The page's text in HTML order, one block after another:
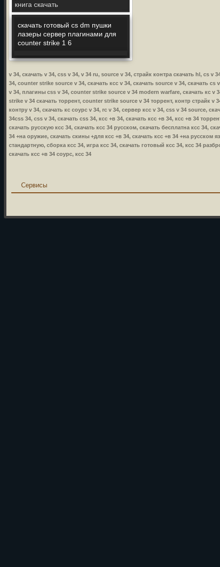
книга скачать
скачать готовый cs dm пушки
лазеры сервер плагинами для
counter strike 1 6
v 34, скачать v 34, css v 34, v 34 ru, source v 34, страйк контра скачать hl, cs
34, counter strike source v 34, скачать ксс v 34, скачать source v 34, скачать
v 34, плагины css v 34, counter strike source v 34 modern warfare, скачать кс v
strike v 34 скачать торрент, counter strike source v 34 торрент, контр страйк v
контру v 34, скачать кс соурс v 34, rc v 34, сервер ксс v 34, css v 34 source,
34css 34, css v 34, скачать css 34, ксс +в 34, скачать ксс +в 34, ксс +в 34
скачать русскую ксс 34, скачать ксс 34 русском, скачать бесплатна ксс 34,
34 +на оружие, скачать скины +для ксс +в 34, скачать ксс +в 34 +на русском
стандартную, сборка ксс 34, игра ксс 34, скачать готовый ксс 34, ксс 34
скачать ксс +в 34 соурс, ксс 34
Сервисы